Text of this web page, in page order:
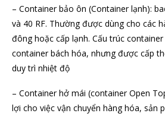
– Container bảo ôn (Container lạnh):
và 40 RF. Thường được dùng cho các
đông hoặc cấp lạnh. Cấu trúc
container bách hóa, nhưng được cấp
duy trì nhiệt độ
– Container hở mái (container Open
lợi cho việc vận chuyển hàng hóa, sản